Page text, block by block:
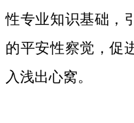
性专业知识基础，
的平安性察觉，促
入浅出心窝。